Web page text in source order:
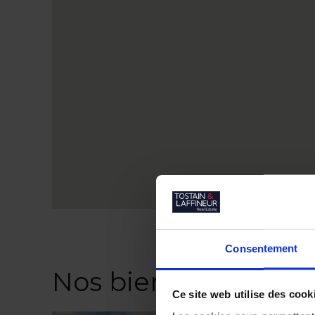
Consentement
Ce site web utilise des
Nos biens similaires